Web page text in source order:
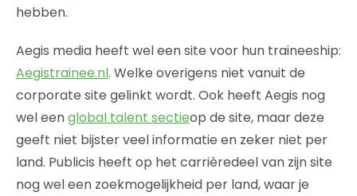
hebben.
Aegis media heeft wel een site voor hun traineeship:
Aegistrainee.nl. Welke overigens niet vanuit de
corporate site gelinkt wordt. Ook heeft Aegis nog
wel eenglobal talent sectieop de site, maar deze
geeft niet bijster veel informatie en zeker niet per
land. Publicis heeft op het carrièredeel van zijn site
nog wel een zoekmogelijkheid per land, waar je